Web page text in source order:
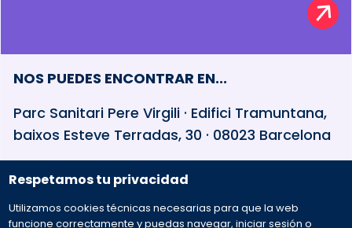
Respetamos tu privacidad
Utilizamos cookies técnicas necesarias para que la web
funcione correctamente y puedas navegar, iniciar sesión o
NOS PUEDES ENCONTRAR EN...
Parc Sanitari Pere Virgili · Edifici Tramuntana,
baixos Esteve Terradas, 30 · 08023 Barcelona
932 594 381
Preguntas frecuentes